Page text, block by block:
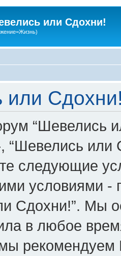
или Сдохни!
или
“Шевелись
“Шевелись или
следующие
условиями
Сдохни!”. Мы
в любое
рекомендуем